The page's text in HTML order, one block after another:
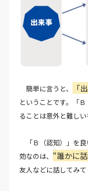
簡単に言うと、 「
ということです。
「
ることは意外と難しい
「Ｂ（認知）」を
効なのは、 “誰かに
友人などに話してみて